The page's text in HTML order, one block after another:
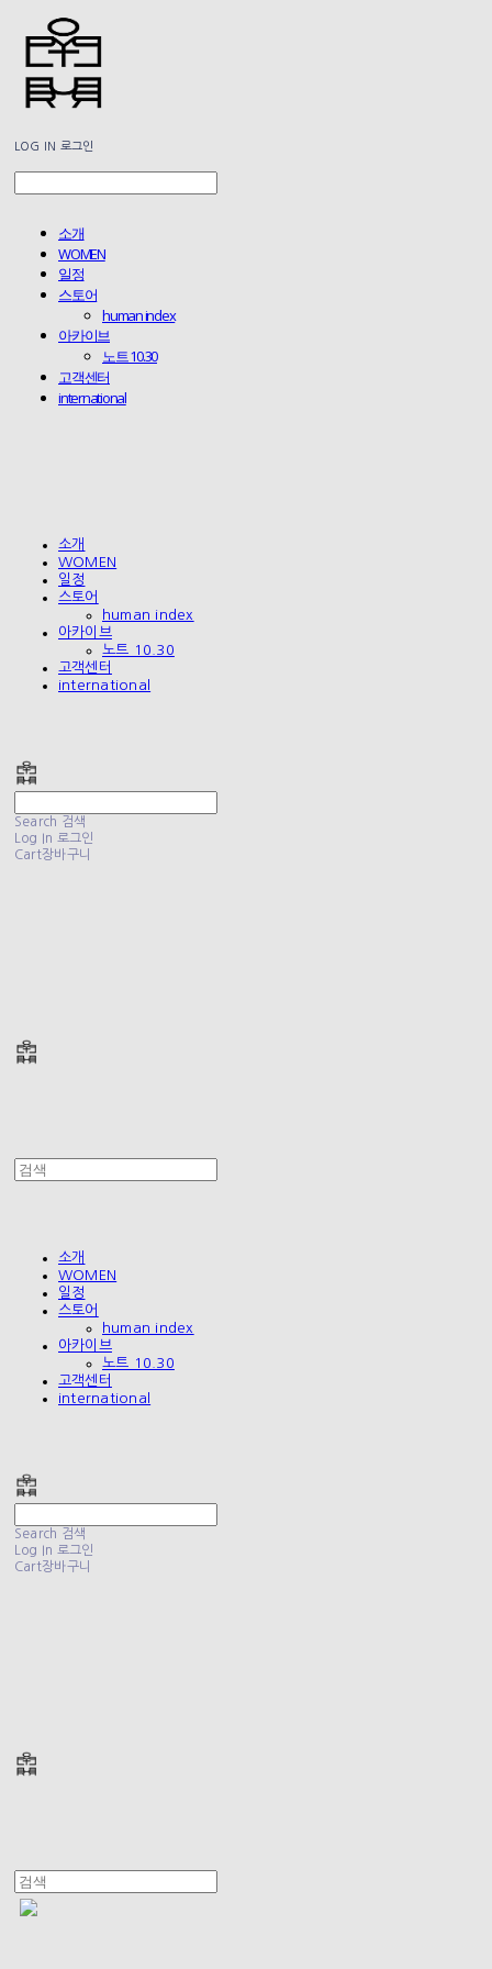
LOG IN 로그인
소개
WOMEN
일정
스토어
human index
아카이브
노트 10.30
고객센터
international
소개
WOMEN
일정
스토어
human index
아카이브
노트 10.30
고객센터
international
Search 검색
Log In 로그인
Cart장바구니
소개
WOMEN
일정
스토어
human index
아카이브
노트 10.30
고객센터
international
Search 검색
Log In 로그인
Cart장바구니